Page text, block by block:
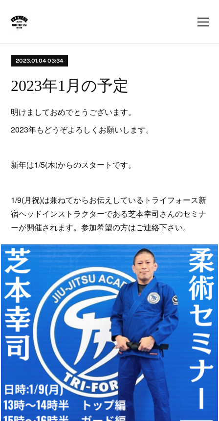
2023.01.04 03:34
2023年1月の予定
明けましておめでとうございます。
2023年もどうぞよろしくお願いします。
新年は1/5(木)からのスタートです。
1/9(月祝)は兼ねてからお伝えしているトライフォース新
宿ヘッドインストラクターである芝本幸司さんのセミナ
ーが開催されます。参加希望の方はご連絡下さい。